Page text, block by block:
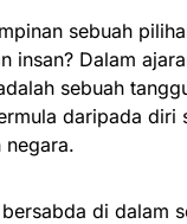
sebuah
insan? Dalam
sebuah
daripada diri
negara.
bersabda di dalam